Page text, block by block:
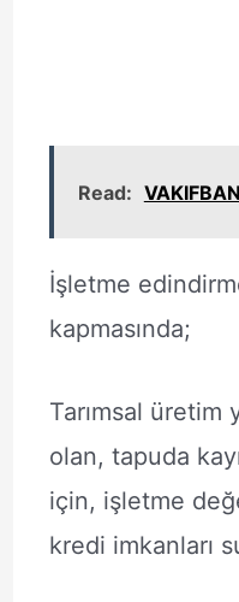
Read:
İşletme
kapmasında;
Tarımsal üretim
olan, tapuda
için, işletme
kredi imkanları